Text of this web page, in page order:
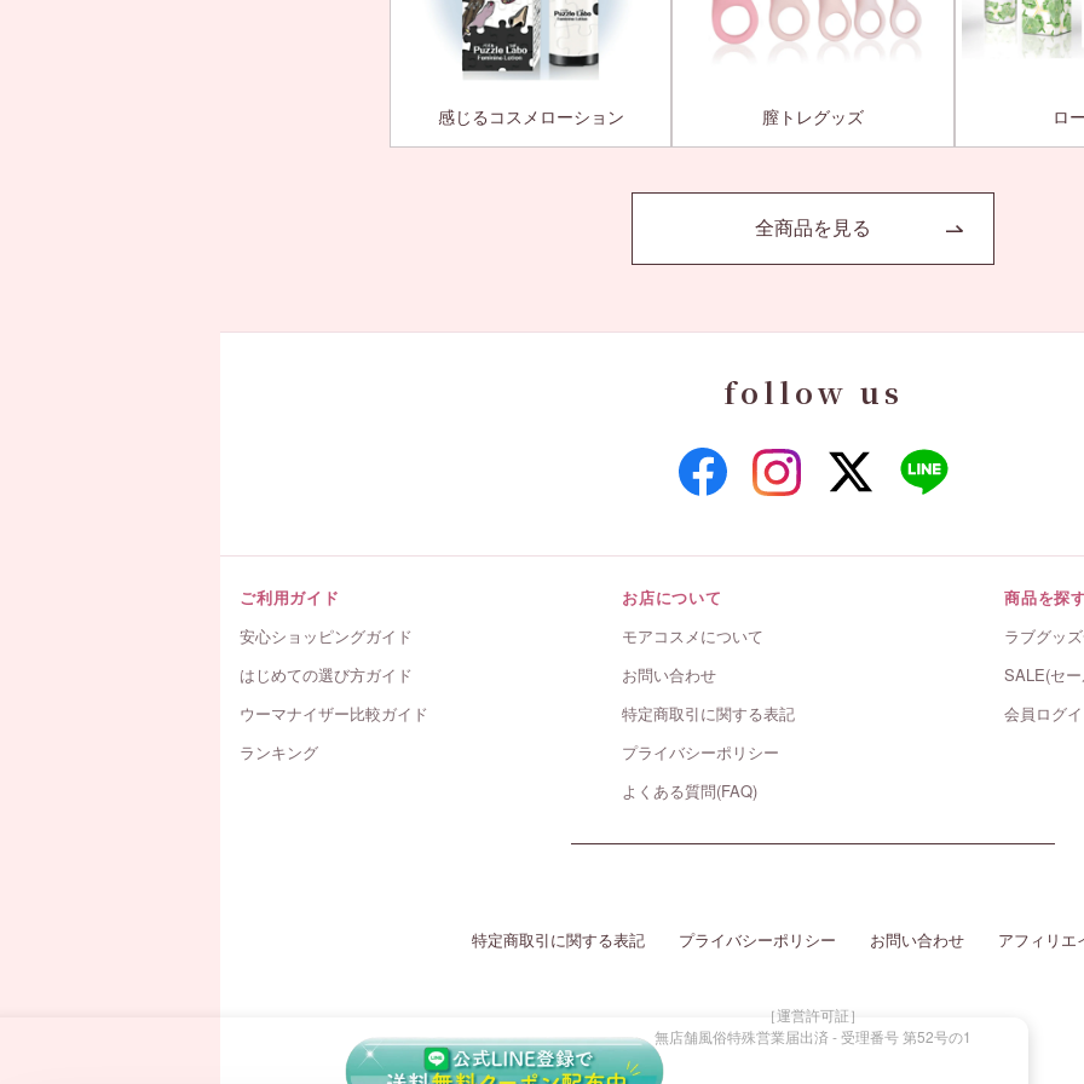
感じるコスメローション 膣トレグッズ ロ
全商品を見る
follow us
ご利用ガイド
安心ショッピングガイド
はじめての選び方ガイド
ウーマナイザー比較ガイド
ランキング
お店について
モアコスメについて
お問い合わせ
特定商取引に関する表記
プライバシーポリシー
よくある質問(FAQ)
商品を探
ラブグッ
SALE(セ
会員ログ
特定商取引に関する表記 プライバシーポリシー お問い合わせ アフィリエ
［運営許可証］
無店舗風俗特殊営業届出済 - 受理番号 第52号の1